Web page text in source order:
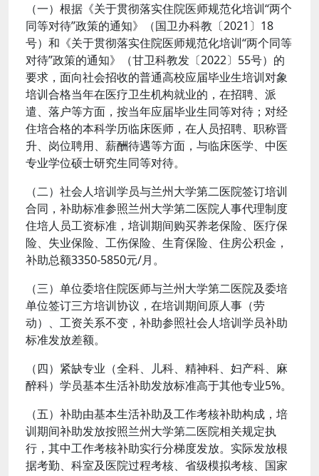
（一）根据《关于贯彻落实住院医师规范化培训“两个
同等对待”政策的通知》（国卫办科教〔2021〕18
号）和《关于贯彻落实住院医师规范化培训“两个同等
对待”政策的通知》（甘卫科教发〔2022〕55号）的
要求，面向社会招收的普通高校应届毕业生培训对象
培训合格当年在医疗卫生机构就业的，在招聘、派
遣、落户等方面，按当年应届毕业生同等对待；对经
住培合格的本科学历临床医师，在人员招聘、职称晋
升、岗位聘用、薪酬待遇等方面，与临床医学、中医
专业学位硕士研究生同等对待。
（二）社会人培训学员与兰州大学第二医院签订培训
合同，补助标准参照兰州大学第二医院人事代理制度
住培人员工资标准，培训期间购买养老保险、医疗保
险、失业保险、工伤保险、生育保险、住房公积金，
补助总额3350-5850元/月。
（三）单位委培住院医师与兰州大学第二医院及委培
单位签订三方培训协议，在培训期间原人事（劳
动）、工资关系不变，补助参照社会人培训学员补助
标准发放差额。
（四）紧缺专业（全科、儿科、精神科、妇产科、麻
醉科）学员基本生活补助发放标准高于其他专业5%。
（五）补助由基本生活补助及工作考核补助构成，培
训期间补助发放按照兰州大学第二医院相关规定执
行，其中工作考核补助实行分梯度发放。实际发放根
据考勤、科室及医院过程考核、省级模拟考核、国家